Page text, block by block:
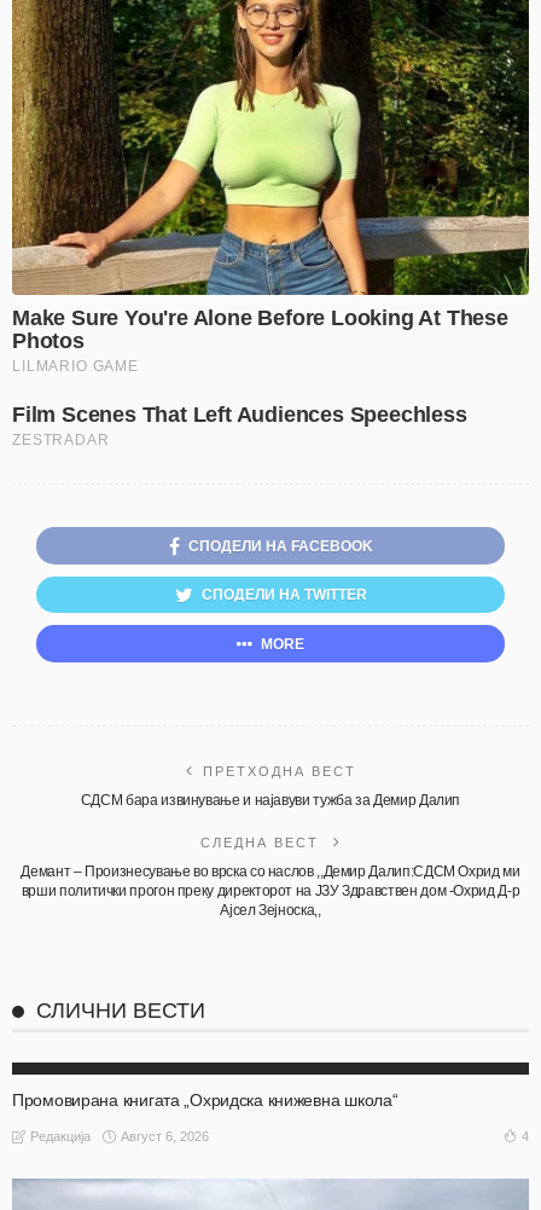
СПОДЕЛИ НА FACEBOOK
СПОДЕЛИ НА TWITTER
MORE
ПРЕТХОДНА ВЕСТ
СДСМ бара извинување и најавуви тужба за Демир Далип
СЛЕДНА ВЕСТ
Демант – Произнесување во врска со наслов ,,Демир Далип:СДСМ Охрид ми
врши политички прогон преку директорот на ЈЗУ Здравствен дом -Охрид Д-р
Ајсел Зејноска,,
СЛИЧНИ ВЕСТИ
Промовирана книгата „Охридска книжевна школа“
Редакција Август 6, 2026 4